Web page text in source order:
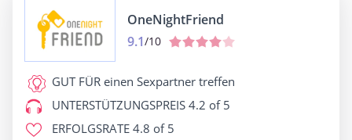
OneNightFriend
9.1/10
GUT FÜR einen Sexpartner treffen
UNTERSTÜTZUNGSPREIS 4.2 of 5
ERFOLGSRATE 4.8 of 5